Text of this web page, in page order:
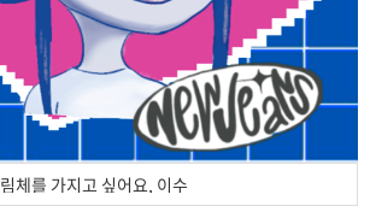
체를 가지고 싶어요, 이수